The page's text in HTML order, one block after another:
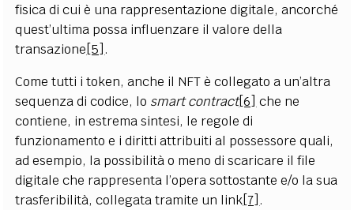
fisica di cui è una rappresentazione digitale, ancorché
quest’ultima possa influenzare il valore della
transazione [5] .
Come tutti i token, anche il NFT è collegato a un’altra
sequenza di codice, lo smart contract[6] che ne
contiene, in estrema sintesi, le regole di
funzionamento e i diritti attribuiti al possessore quali,
ad esempio, la possibilità o meno di scaricare il file
digitale che rappresenta l’opera sottostante e/o la sua
trasferibilità, collegata tramite un link [7] .